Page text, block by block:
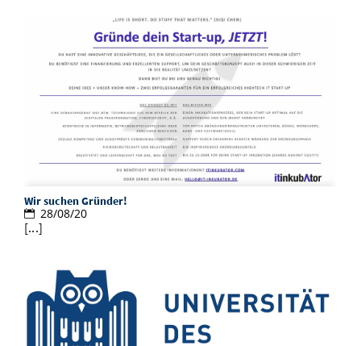
Wir suchen Gründer!
28/08/20
[...]